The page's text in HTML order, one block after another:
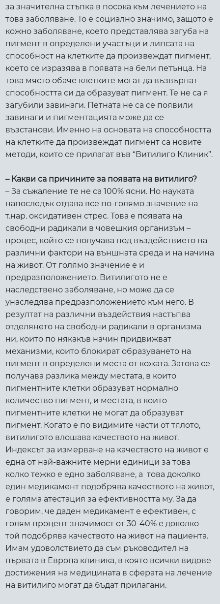
за значителна стъпка в посока към лечението на
това заболяване. То е социално значимо, защото е
кожно заболяване, което представлява загуба на
пигмент в определени участъци и липсата на
способност на клетките да произвеждат пигмент,
което се изразява в появата на бели петънца. На
това място обаче клетките могат да възвърнат
способността си да образуват пигмент. Те не са я
загубили завинаги. Петната не са се появили
завинаги и пигментацията може да се
възстанови. Именно на основата на способността
на клетките да произвеждат пигмент са новите
методи, които се прилагат във “Витилиго Клиник”.
– Какви са причините за появата на витилиго?
– За съжаление те не са 100% ясни. Но науката
напоследък отдава все по-голямо значение на
т.нар. оксидативен стрес. Това е появата на
свободни радикали в човешкия организъм –
процес, който се получава под въздействието на
различни фактори на външната среда и на начина
на живот. От голямо значение е и
предразположението. Витилигото не е
наследствено заболяване, но може да се
унаследява предразположението към него. В
резултат на различни въздействия настъпва
отделянето на свободни радикали в организма
ни, които по някакъв начин придвижват
механизми, които блокират образуването на
пигмент в определени места от кожата. Затова се
получава разлика между местата, в които
пигментните клетки образуват нормално
количество пигмент, и местата, в които
пигментните клетки не могат да образуват
пигмент. Когато е по видимите части от тялото,
витилигото влошава качеството на живот.
Индексът за измерване на качеството на живот е
една от най-важните мерни единици за това
колко тежко е едно заболяване, а това доколко
един медикамент подобрява качеството на живот,
е голяма атестация за ефективността му. За да
говорим, че даден медикамент е ефективен, с
голям процент значимост от 30-40% е доколко
той подобрява качеството на живот на пациента.
Имам удоволствието да съм ръководител на
първата в Европа клиника, в която всички видове
достижения на медицината в сферата на лечение
на витилиго могат да бъдат прилагани.